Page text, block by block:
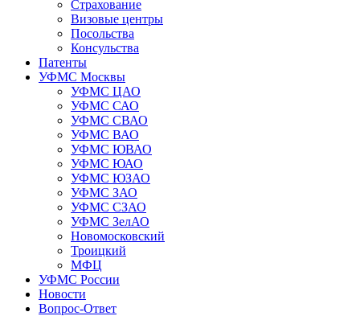
Страхование
Визовые центры
Посольства
Консульства
Патенты
УФМС Москвы
УФМС ЦАО
УФМС САО
УФМС СВАО
УФМС ВАО
УФМС ЮВАО
УФМС ЮАО
УФМС ЮЗАО
УФМС ЗАО
УФМС СЗАО
УФМС ЗелАО
Новомосковский
Троицкий
МФЦ
УФМС России
Новости
Вопрос-Ответ